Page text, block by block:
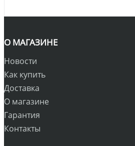
О МАГАЗИНЕ
Новости
Как купить
Доставка
О магазине
Гарантия
Контакты